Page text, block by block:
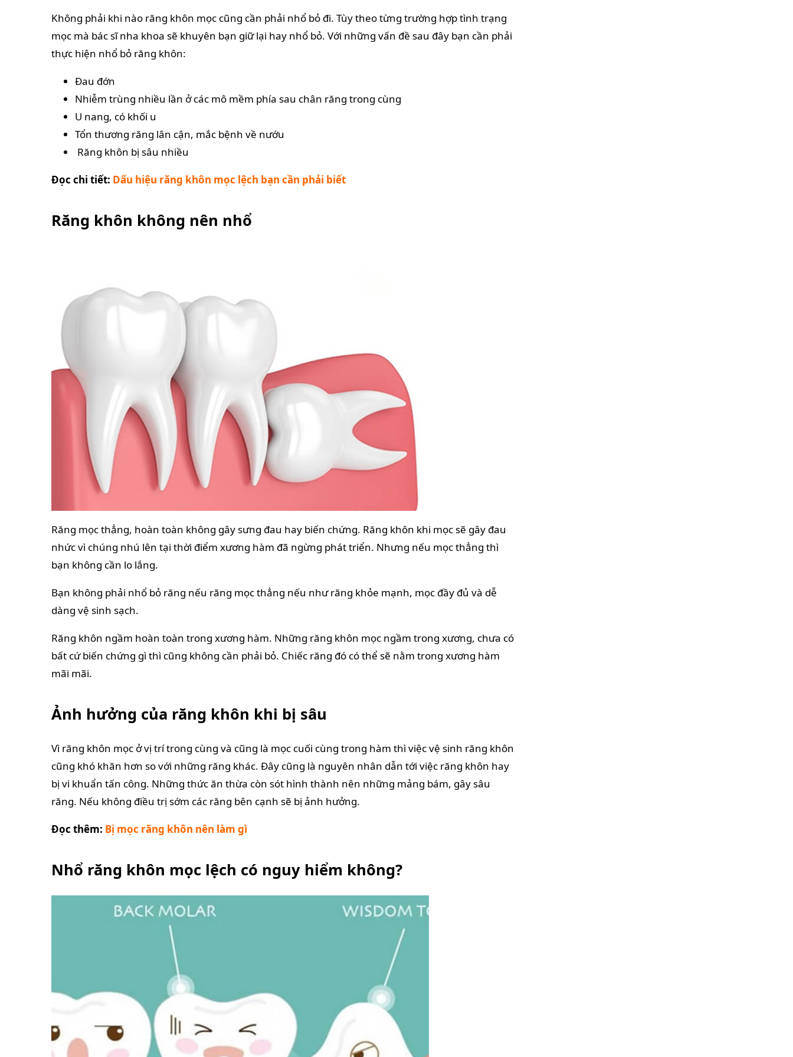
Không phải khi nào răng khôn mọc cũng cần phải nhổ bỏ đi. Tùy theo từng trường hợp tình trạng
mọc mà bác sĩ nha khoa sẽ khuyên bạn giữ lại hay nhổ bỏ. Với những vấn đề sau đây bạn cần phải
thực hiện nhổ bỏ răng khôn:
Đau đớn
Nhiễm trùng nhiều lần ở các mô mềm phía sau chân răng trong cùng
U nang, có khối u
Tổn thương răng lân cận, mắc bệnh về nướu
Răng khôn bị sâu nhiều
Đọc chi tiết: Dấu hiệu răng khôn mọc lệch bạn cần phải biết
Răng khôn không nên nhổ
Răng mọc thẳng, hoàn toàn không gây sưng đau hay biến chứng. Răng khôn khi mọc sẽ gây đau
nhức vì chúng nhú lên tại thời điểm xương hàm đã ngừng phát triển. Nhưng nếu mọc thẳng thì
bạn không cần lo lắng.
Bạn không phải nhổ bỏ răng nếu răng mọc thẳng nếu như răng khỏe mạnh, mọc đầy đủ và dễ
dàng vệ sinh sạch.
Răng khôn ngầm hoàn toàn trong xương hàm. Những răng khôn mọc ngầm trong xương, chưa có
bất cứ biến chứng gì thì cũng không cần phải bỏ. Chiếc răng đó có thể sẽ nằm trong xương hàm
mãi mãi.
Ảnh hưởng của răng khôn khi bị sâu
Vì răng khôn mọc ở vị trí trong cùng và cũng là mọc cuối cùng trong hàm thì việc vệ sinh răng khôn
cũng khó khăn hơn so với những răng khác. Đây cũng là nguyên nhân dẫn tới việc răng khôn hay
bị vi khuẩn tấn công. Những thức ăn thừa còn sót hình thành nên những mảng bám, gây sâu
răng. Nếu không điều trị sớm các răng bên cạnh sẽ bị ảnh hưởng.
Đọc thêm: Bị mọc răng khôn nên làm gì
Nhổ răng khôn mọc lệch có nguy hiểm không?